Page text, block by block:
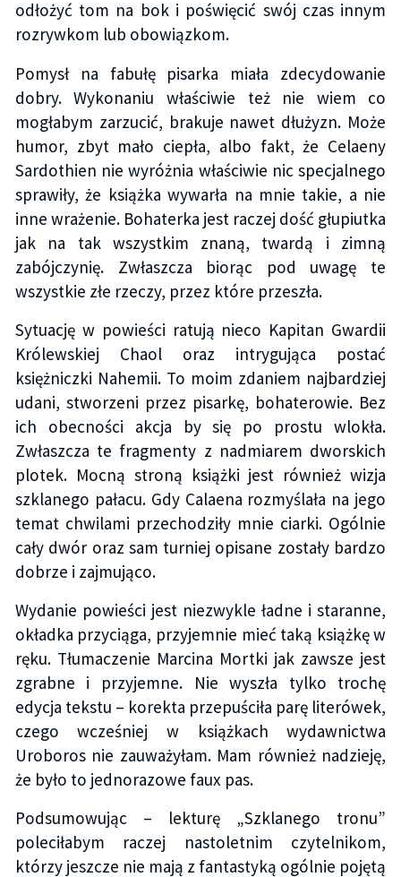
odłożyć tom na bok i poświęcić swój czas innym
rozrywkom lub obowiązkom.
Pomysł na fabułę pisarka miała zdecydowanie
dobry. Wykonaniu właściwie też nie wiem co
mogłabym zarzucić, brakuje nawet dłużyzn. Może
humor, zbyt mało ciepła, albo fakt, że Celaeny
Sardothien nie wyróżnia właściwie nic specjalnego
sprawiły, że książka wywarła na mnie takie, a nie
inne wrażenie. Bohaterka jest raczej dość głupiutka
jak na tak wszystkim znaną, twardą i zimną
zabójczynię. Zwłaszcza biorąc pod uwagę te
wszystkie złe rzeczy, przez które przeszła.
Sytuację w powieści ratują nieco Kapitan Gwardii
Królewskiej Chaol oraz intrygująca postać
księżniczki Nahemii. To moim zdaniem najbardziej
udani, stworzeni przez pisarkę, bohaterowie. Bez
ich obecności akcja by się po prostu wlokła.
Zwłaszcza te fragmenty z nadmiarem dworskich
plotek. Mocną stroną książki jest również wizja
szklanego pałacu. Gdy Calaena rozmyślała na jego
temat chwilami przechodziły mnie ciarki. Ogólnie
cały dwór oraz sam turniej opisane zostały bardzo
dobrze i zajmująco.
Wydanie powieści jest niezwykle ładne i staranne,
okładka przyciąga, przyjemnie mieć taką książkę w
ręku. Tłumaczenie Marcina Mortki jak zawsze jest
zgrabne i przyjemne. Nie wyszła tylko trochę
edycja tekstu – korekta przepuściła parę literówek,
czego wcześniej w książkach wydawnictwa
Uroboros nie zauważyłam. Mam również nadzieję,
że było to jednorazowe faux pas.
Podsumowując – lekturę „Szklanego tronu”
poleciłabym raczej nastoletnim czytelnikom,
którzy jeszcze nie mają z fantastyką ogólnie pojętą